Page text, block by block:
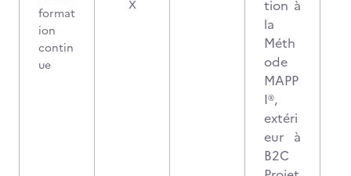
format
ion
contin
ue
X
tion à
la
Méth
ode
MAPP
I®,
extéri
eur à
B2C